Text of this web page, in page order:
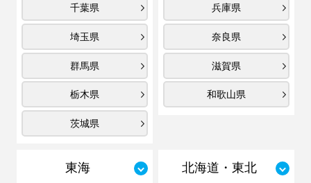
千葉県
埼玉県
群馬県
栃木県
茨城県
兵庫県
奈良県
滋賀県
和歌山県
東海 北海道・東北